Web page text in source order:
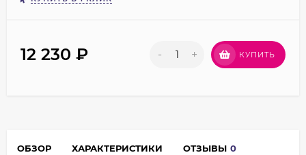
12 230 ₽ - + КУПИТЬ
ОБЗОР ХАРАКТЕРИСТИКИ ОТЗЫВЫ 0